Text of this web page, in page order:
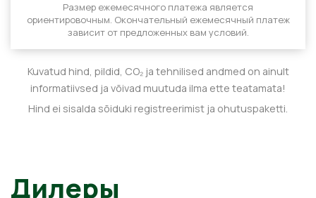
Размер ежемесячного платежа является
ориентировочным. Окончательный ежемесячный платеж
зависит от предложенных вам условий.
Kuvatud hind, pildid, CO₂ ja tehnilised andmed on ainult
informatiivsed ja võivad muutuda ilma ette teatamata!
Hind ei sisalda sõiduki registreerimist ja ohutuspaketti.
Дилеры